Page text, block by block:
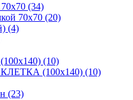
(34)
70х70 (20)
(4)
(10)
КЛЕТКА (100х140) (10)
(23)